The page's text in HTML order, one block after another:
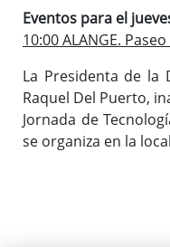
Eventos para el
10:00 ALANGE.
La Presidenta de la
Raquel Del Puerto,
Jornada de
se organiza en la